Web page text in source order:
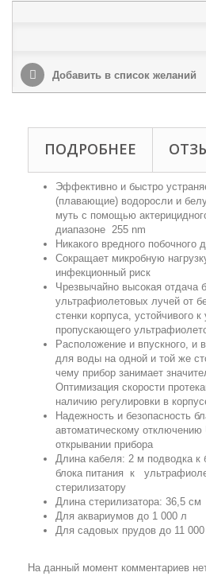
Добавить в список желаний
ПОДРОБНЕЕ
Эффективно и быстро
(плавающие) водоросли и
муть с помощью
диапазоне 255 nm
Никакого вредного побочного
Сокращает микробную
инфекционный риск
Чрезвычайно высокая отдача
ультрафиолетовых лучей от
стенки корпуса, устойчивого
пропускающего
Расположение и впускного, и
для воды на одной и той же
чему прибор занимает
Оптимизация скорости
наличию регулировки в
Надежность и безопасность
автоматическому
открывании прибора
Длина кабеля: 2 м подводка к
блока питания к
стерилизатору
Длина стерилизатора: 36,5 см
Для аквариумов до 1 000 л
Для садовых прудов до 11
На данный момент комментариев